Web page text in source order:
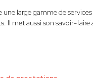
large gamme de
met aussi son savoir-faire